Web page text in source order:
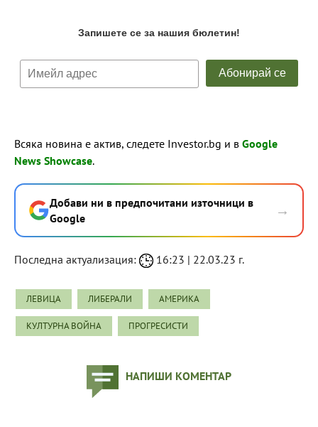
Всяка новина е актив, следете Investor.bg и в Google
News Showcase.
Добави ни в предпочитани източници в
Google
→
Последна актуализация: 16:23 | 22.03.23 г.
ЛЕВИЦА ЛИБЕРАЛИ АМЕРИКА
КУЛТУРНА ВОЙНА ПРОГРЕСИСТИ
НАПИШИ КОМЕНТАР